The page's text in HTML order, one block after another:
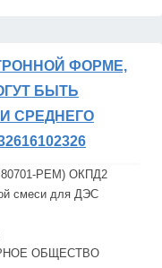
ФОРМЕ,
БЫТЬ
СРЕДНЕГО
80701-РЕМ) ОКПД2
смеси для ДЭС
ОБЩЕСТВО